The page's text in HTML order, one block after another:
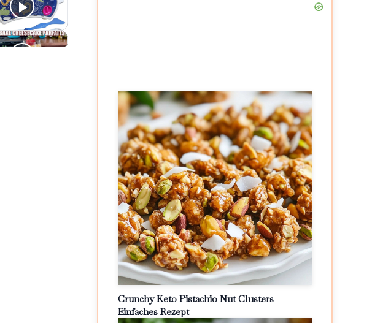
Crunchy Keto Pistachio Nut Clusters
Einfaches Rezept